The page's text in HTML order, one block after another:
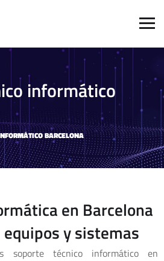
informático
BARCELONA
en Barcelona
y sistemas
soporte técnico informático en